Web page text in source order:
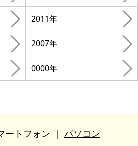
2011年
2007年
0000年
ートフォン ｜ パソコン